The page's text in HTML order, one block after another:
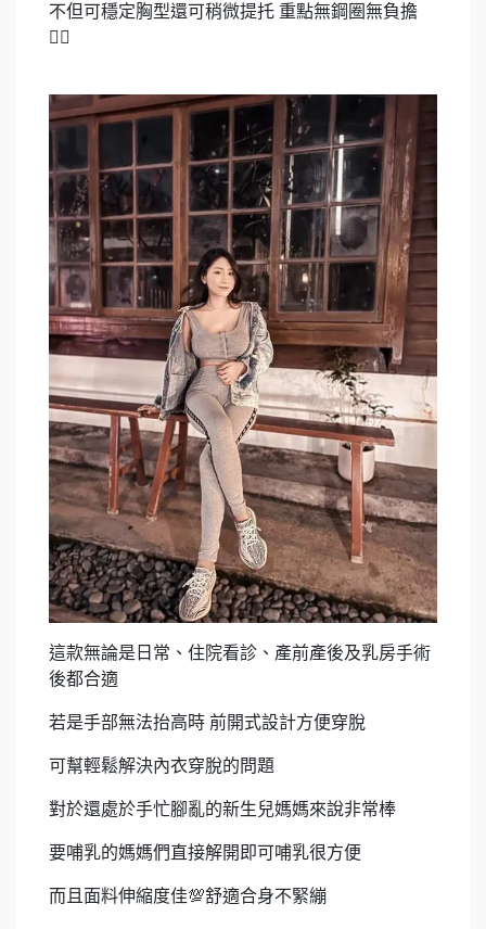
不但可穩定胸型還可稍微提托 重點無鋼圈無負擔
👍🏻
這款無論是日常、住院看診、產前產後及乳房手術
後都合適
若是手部無法抬高時 前開式設計方便穿脫
可幫輕鬆解決內衣穿脫的問題
對於還處於手忙腳亂的新生兒媽媽來說非常棒
要哺乳的媽媽們直接解開即可哺乳很方便
而且面料伸縮度佳💯舒適合身不緊繃